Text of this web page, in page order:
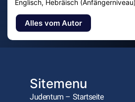
Englisch, Hebräisch
Alles vom Autor
Sitemenu
Judentum – Startseite